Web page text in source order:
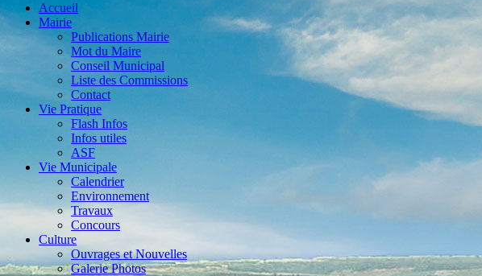
Accueil
Mairie
Publications Mairie
Mot du Maire
Conseil Municipal
Liste des Commissions
Contact
Vie Pratique
Flash Infos
Infos utiles
ASF
Vie Municipale
Calendrier
Environnement
Travaux
Concours
Culture
Ouvrages et Nouvelles
Galerie Photos